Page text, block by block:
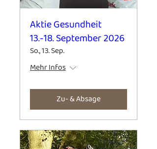
Aktie Gesundheit
13.-18. September 2026
So., 13. Sep.
Mehr Infos
Zu- & Absage